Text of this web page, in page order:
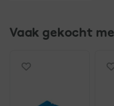
Vaak gekocht